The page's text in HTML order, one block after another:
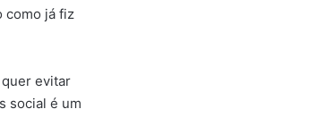
como já fiz
evitar
social é um